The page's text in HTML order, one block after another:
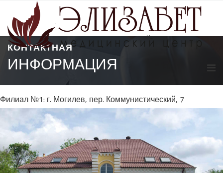
КОНТАКТНАЯ
ИНФОРМАЦИЯ
Филиал №1: г. Могилев, пер. Коммунистический, 7